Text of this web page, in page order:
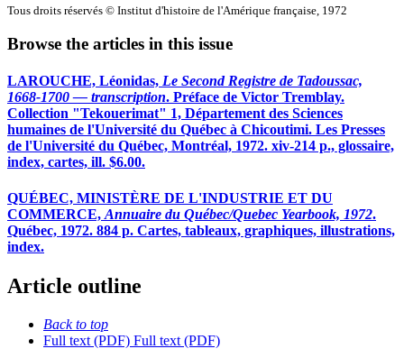
Tous droits réservés © Institut d'histoire de l'Amérique française, 1972
Browse the articles in this issue
LAROUCHE, Léonidas, Le Second Registre de Tadoussac,
1668-1700 — transcription. Préface de Victor Tremblay.
Collection "Tekouerimat" 1, Département des Sciences
humaines de l'Université du Québec à Chicoutimi. Les Presses
de l'Université du Québec, Montréal, 1972. xiv-214 p., glossaire,
index, cartes, ill. $6.00.
QUÉBEC, MINISTÈRE DE L'INDUSTRIE ET DU
COMMERCE, Annuaire du Québec/Quebec Yearbook, 1972.
Québec, 1972. 884 p. Cartes, tableaux, graphiques, illustrations,
index.
Article outline
Back to top
Full text (PDF) Full text (PDF)